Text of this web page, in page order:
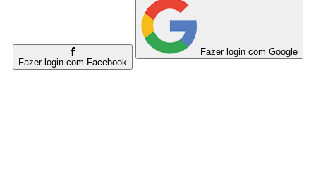
Fazer login com Facebook
Fazer login com Google